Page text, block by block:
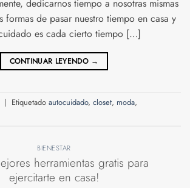
dedicarnos tiempo a nosotras mismas
formas de pasar nuestro tiempo en casa y
es cada cierto tiempo […]
CONTINUAR LEYENDO →
| Etiquetado autocuidado, closet, moda,
BIENESTAR
herramientas gratis para
ejercitarte en casa!